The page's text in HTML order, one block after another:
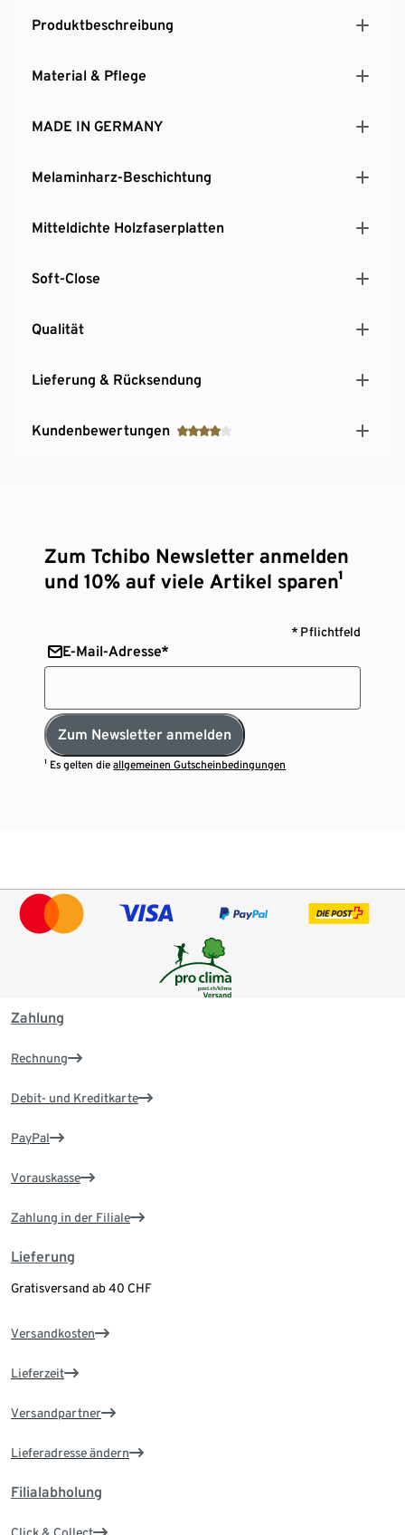
Produktbeschreibung
Material & Pflege
MADE IN GERMANY
Melaminharz-Beschichtung
Mitteldichte Holzfaserplatten
Soft-Close
Qualität
Lieferung & Rücksendung
Kundenbewertungen
Zum Tchibo Newsletter anmelden
und 10% auf viele Artikel sparen¹
* Pflichtfeld
E-Mail-Adresse*
Zum Newsletter anmelden
¹ Es gelten dieallgemeinen Gutscheinbedingungen
Zahlung
Rechnung
Debit- und Kreditkarte
PayPal
Vorauskasse
Zahlung in der Filiale
Lieferung
Gratisversand ab 40 CHF
Versandkosten
Lieferzeit
Versandpartner
Lieferadresse ändern
Filialabholung
Click & Collect